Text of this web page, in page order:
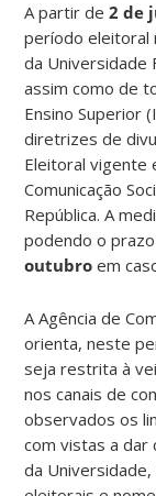
A partir de2 de
período eleitoral
da Universidade
assim como de
Ensino Superior
diretrizes de
Eleitoral vigente
Comunicação
República. A
podendo o
outubro em
A Agência de
orienta, neste
seja restrita à
nos canais de
observados os
com vistas a dar
da Universidade,